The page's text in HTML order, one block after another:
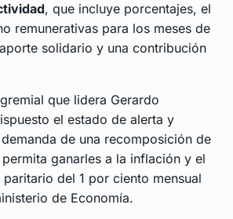
, que incluye porcentajes, el
remunerativas para los meses de
solidario y una contribución
que lidera Gerardo
el estado de alerta y
de una recomposición de
ganarles a la inflación y el
del 1 por ciento mensual
de Economía.